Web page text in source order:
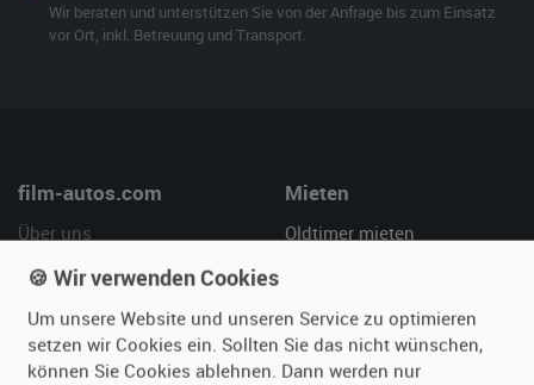
Wir beraten und unterstützen Sie von der Anfrage bis zum Einsatz
vor Ort, inkl. Betreuung und Transport.
film-autos.com
Über uns
Leistungen
Kundenmeinungen
Mieten
Oldtimer mieten
Service
🍪 Wir verwenden Cookies
Um unsere Website und unseren Service zu optimieren
setzen wir Cookies ein. Sollten Sie das nicht wünschen,
können Sie Cookies ablehnen. Dann werden nur